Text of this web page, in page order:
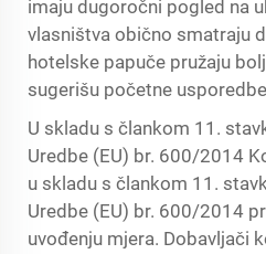
imaju dugoročni pogled na
vlasništva obično smatraju
hotelske papuče pružaju
sugerišu početne
U skladu s člankom 11.
Uredbe (EU) br. 600/2014
u skladu s člankom 11.
Uredbe (EU) br. 600/2014
uvođenju mjera. Dobavljači